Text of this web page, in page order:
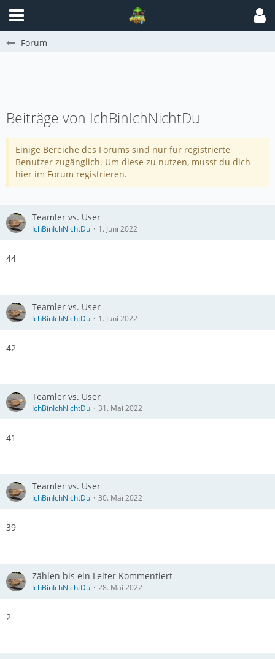
Forum
Beiträge von IchBinIchNichtDu
Einige Bereiche des Forums sind nur für registrierte
Benutzer zugänglich. Um diese zu nutzen, musst du dich
hier im Forum registrieren.
Teamler vs. User
IchBinIchNichtDu 1. Juni 2022
44
Teamler vs. User
IchBinIchNichtDu 1. Juni 2022
42
Teamler vs. User
IchBinIchNichtDu 31. Mai 2022
41
Teamler vs. User
IchBinIchNichtDu 30. Mai 2022
39
Zählen bis ein Leiter Kommentiert
IchBinIchNichtDu 28. Mai 2022
2